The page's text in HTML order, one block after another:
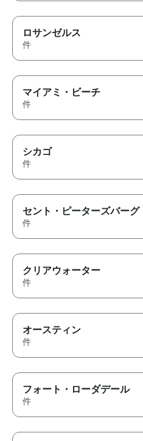
ロサンゼルス
件
マイアミ・ビーチ
件
シカゴ
件
セント・ピーターズバーグ
件
クリアウォーター
件
オースティン
件
フォート・ローダデール
件